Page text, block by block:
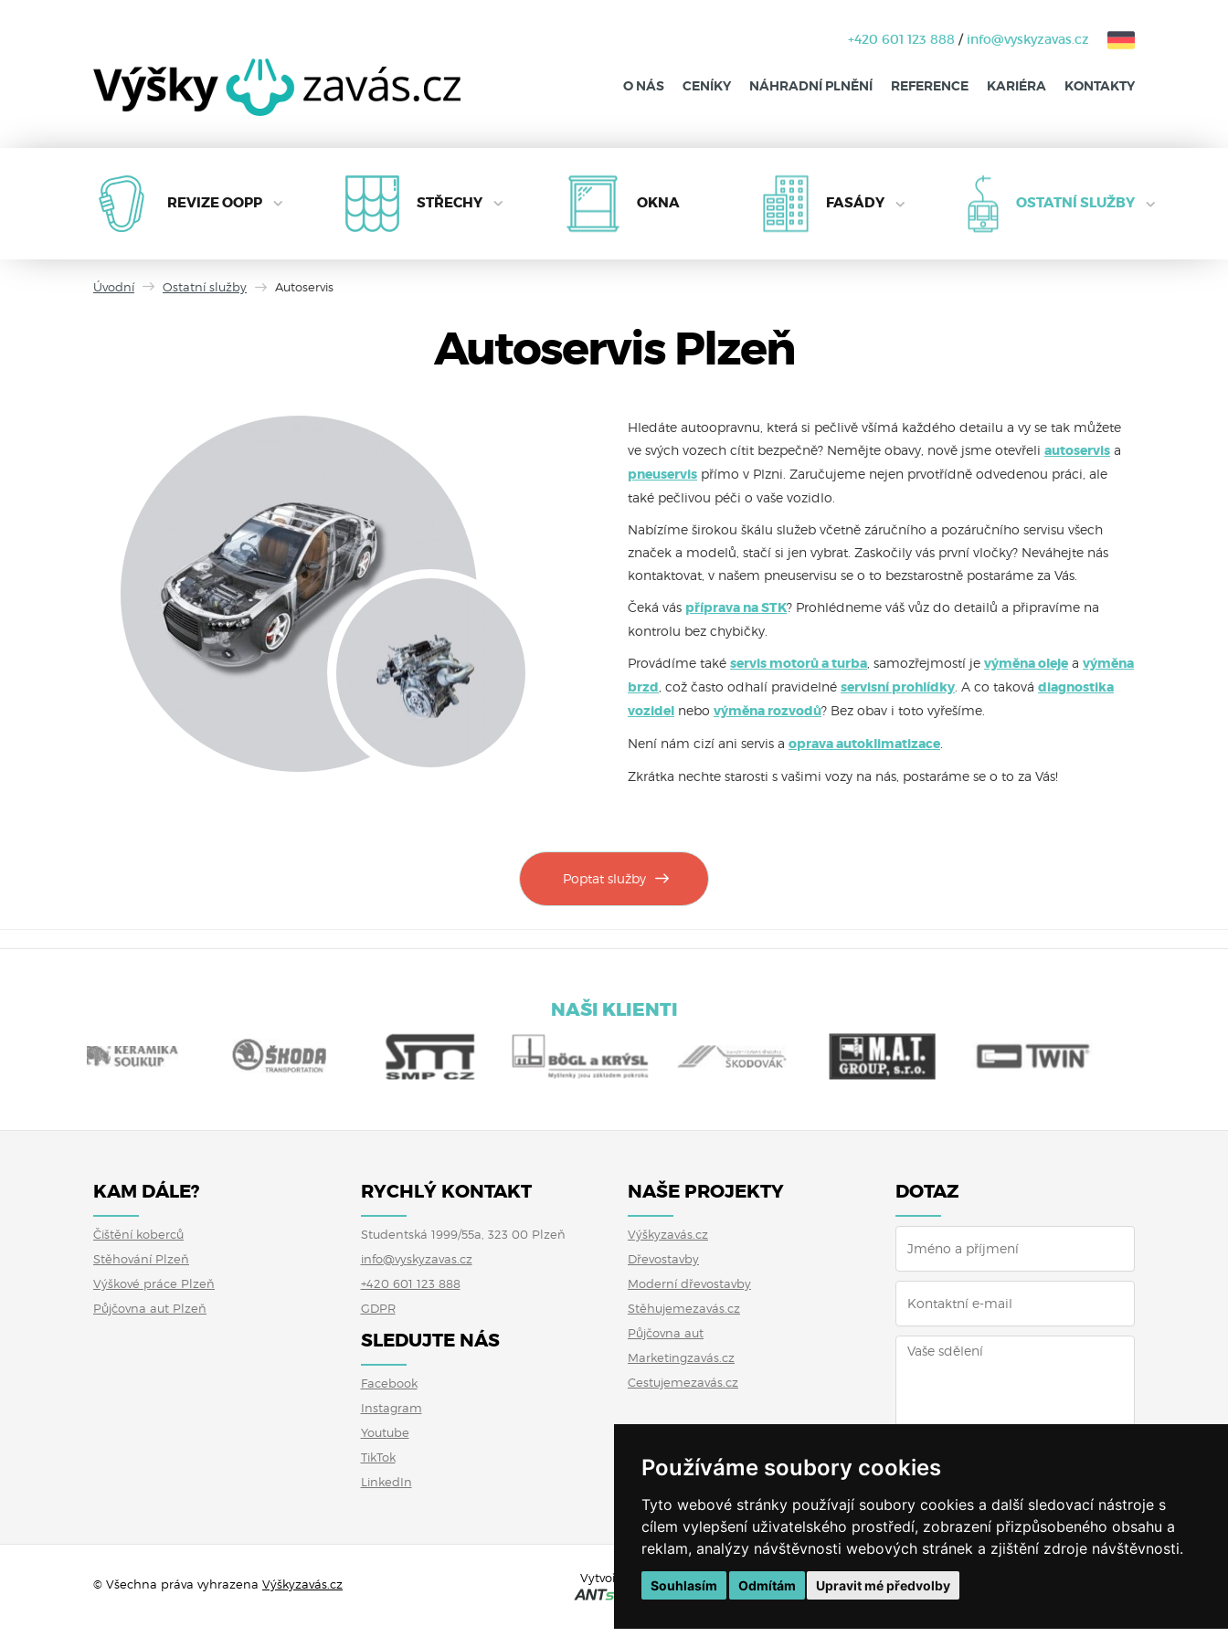
Používáme soubory cookies
Tyto webové stránky používají soubory cookies a další sledovací nástroje s
cílem vylepšení uživatelského prostředí, zobrazení přizpůsobeného obsahu a
reklam, analýzy návštěvnosti webových stránek a zjištění zdroje návštěvnosti.
Souhlasím Odmítám Upravit mé předvolby
+420 601 123 888 / info@vyskyzavas.cz
O NÁS CENÍKY NÁHRADNÍ PLNĚNÍ REFERENCE KARIÉRA KONTAKTY
REVIZE OOPP STŘECHY OKNA FASÁDY OSTATNÍ SLUŽBY
Úvodní Ostatní služby Autoservis
Autoservis Plzeň
Hledáte autoopravnu, která si pečlivě všímá každého detailu a vy se tak můžete
ve svých vozech cítit bezpečně? Nemějte obavy, nově jsme otevřeli autoservis a
pneuservis přímo v Plzni. Zaručujeme nejen prvotřídně odvedenou práci, ale
také pečlivou péči o vaše vozidlo.
Nabízíme širokou škálu služeb včetně záručního a pozáručního servisu všech
značek a modelů, stačí si jen vybrat. Zaskočily vás první vločky? Neváhejte nás
kontaktovat, v našem pneuservisu se o to bezstarostně postaráme za Vás.
Čeká vás příprava na STK? Prohlédneme váš vůz do detailů a připravíme na
kontrolu bez chybičky.
Provádíme také servis motorů a turba , samozřejmostí je výměna oleje a výměna
brzd , což často odhalí pravidelné servisní prohlídky . A co taková diagnostika
vozidel nebo výměna rozvodů? Bez obav i toto vyřešíme.
Není nám cizí ani servis a oprava autoklimatizace
Zkrátka nechte starosti s vašimi vozy na nás, postaráme se o to za Vás!
Poptat služby
NAŠI KLIENTI
KAM DÁLE?
Čištění koberců
Stěhování Plzeň
Výškové práce Plzeň
Půjčovna aut Plzeň
RYCHLÝ KONTAKT
Studentská 1999/55a, 323 00 Plzeň
info@vyskyzavas.cz
+420 601 123 888
GDPR
SLEDUJTE NÁS
Facebook
Instagram
Youtube
TikTok
LinkedIn
NAŠE PROJEKTY
Výškyzavás.cz
Dřevostavby
Moderní dřevostavby
Stěhujemezavás.cz
Půjčovna aut
Marketingzavás.cz
Cestujemezavás.cz
DOTAZ
© Všechna práva vyhrazena Výškyzavás.cz Vytvořeno v